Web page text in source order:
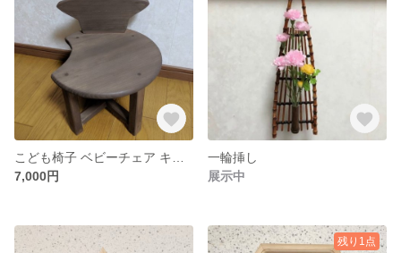
7,000円
一輪挿し
展示中
残り1点